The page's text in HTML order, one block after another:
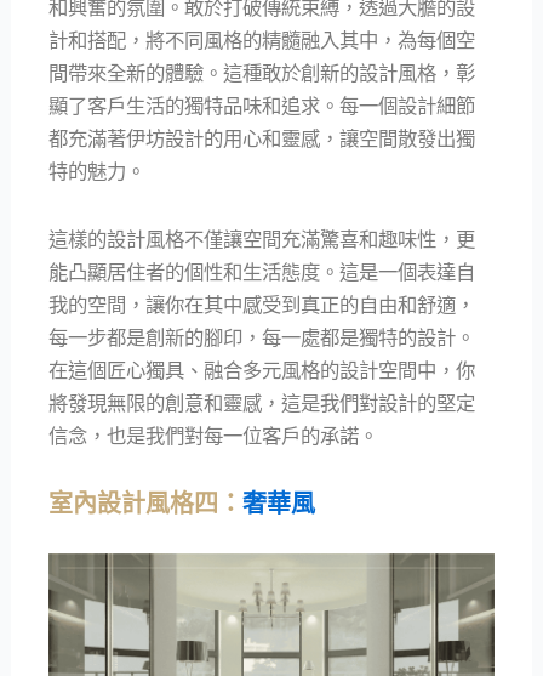
和興奮的氛圍。敢於打破傳統束縛，透過大膽的設
計和搭配，將不同風格的精髓融入其中，為每個空
間帶來全新的體驗。這種敢於創新的設計風格，彰
顯了客戶生活的獨特品味和追求。每一個設計細節
都充滿著伊坊設計的用心和靈感，讓空間散發出獨
特的魅力。
這樣的設計風格不僅讓空間充滿驚喜和趣味性，更
能凸顯居住者的個性和生活態度。這是一個表達自
我的空間，讓你在其中感受到真正的自由和舒適，
每一步都是創新的腳印，每一處都是獨特的設計。
在這個匠心獨具、融合多元風格的設計空間中，你
將發現無限的創意和靈感，這是我們對設計的堅定
信念，也是我們對每一位客戶的承諾。
室內設計風格四：奢華風